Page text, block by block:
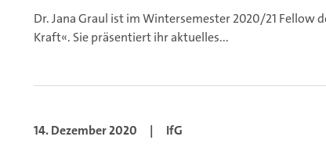
Dr. Jana Graul ist im Wintersemester 2020/21 Fellow
Kraft«. Sie präsentiert ihr aktuelles...
14. Dezember 2020 | IfG